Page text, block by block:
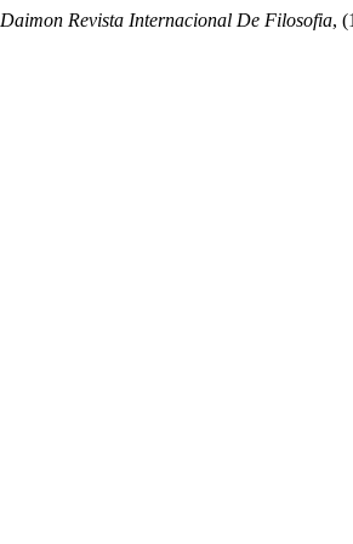
Daimon Revista Internacional De Filosofia,